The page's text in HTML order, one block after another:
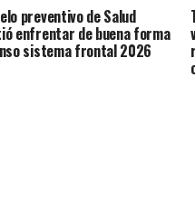
preventivo de Salud
enfrentar de buena forma
sistema frontal 2026